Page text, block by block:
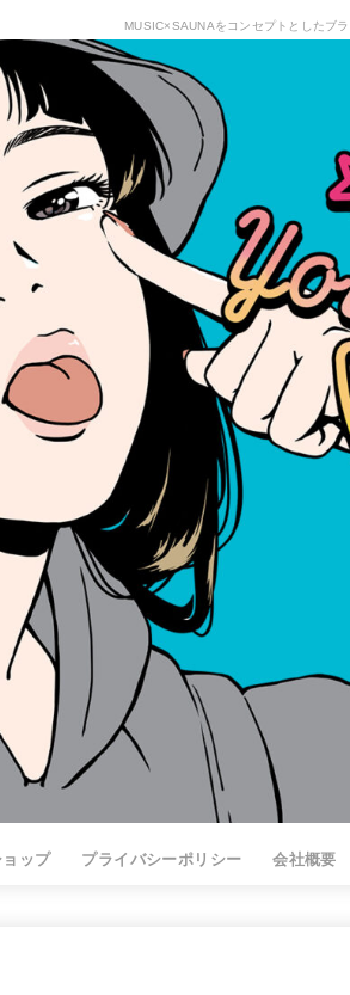
MUSIC×SAUNAをコンセプトとしたブラ
ップ プライバシーポリシー 会社概要